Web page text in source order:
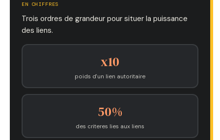
EN CHIFFRES
Trois ordres de grandeur pour situer la puissance
des liens.
x10
poids d'un lien autoritaire
50%
des criteres lies aux liens